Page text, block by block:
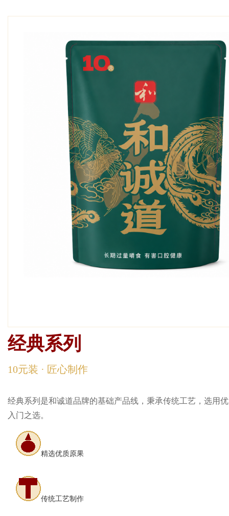
经典系列
10元装 · 匠心制作
经典系列是和诚道品牌的基础产品线，秉承传统工艺，选用
入门之选。
精选优质原果
传统工艺制作